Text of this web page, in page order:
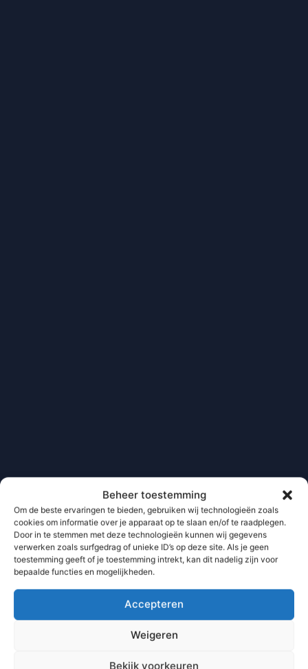
Beheer toestemming
Om de beste ervaringen te bieden, gebruiken wij technologieën zoals
cookies om informatie over je apparaat op te slaan en/of te raadplegen.
Door in te stemmen met deze technologieën kunnen wij gegevens
verwerken zoals surfgedrag of unieke ID’s op deze site. Als je geen
toestemming geeft of je toestemming intrekt, kan dit nadelig zijn voor
bepaalde functies en mogelijkheden.
Accepteren
Weigeren
Bekijk voorkeuren